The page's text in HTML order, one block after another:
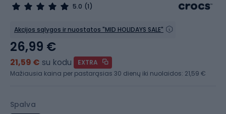
5.0 (1)
Akcijos sąlygos ir nuostatos "MID HOLIDAYS SALE"
Spalva
26,99 €
21,59 € su kodu
EXTRA
Mažiausia kaina per pastarąsias 30 dienų iki nuolaidos: 21,59 €